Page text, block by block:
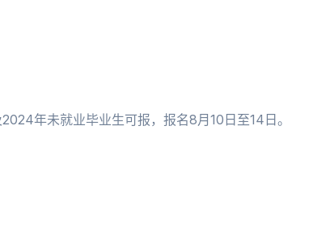
年未就业毕业生可报，报名8月10日至14日。